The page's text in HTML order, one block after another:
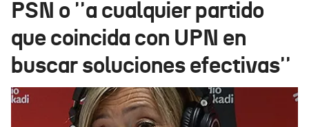
Ikusmiran
Eguraldia
PSN o ''a cualquier partido
que coincida con UPN en
buscar soluciones efectivas''